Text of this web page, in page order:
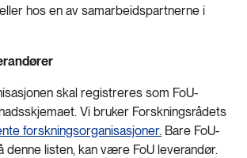
hos en av samarbeidspartnerne i
skal registreres som FoU-
Vi bruker Forskningsrådets
forskningsorganisasjoner. Bare FoU-
denne listen, kan være FoU leverandør.